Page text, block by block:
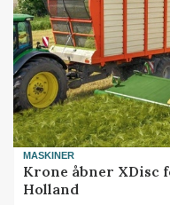
MASKINER
Krone åbner XDisc
Holland